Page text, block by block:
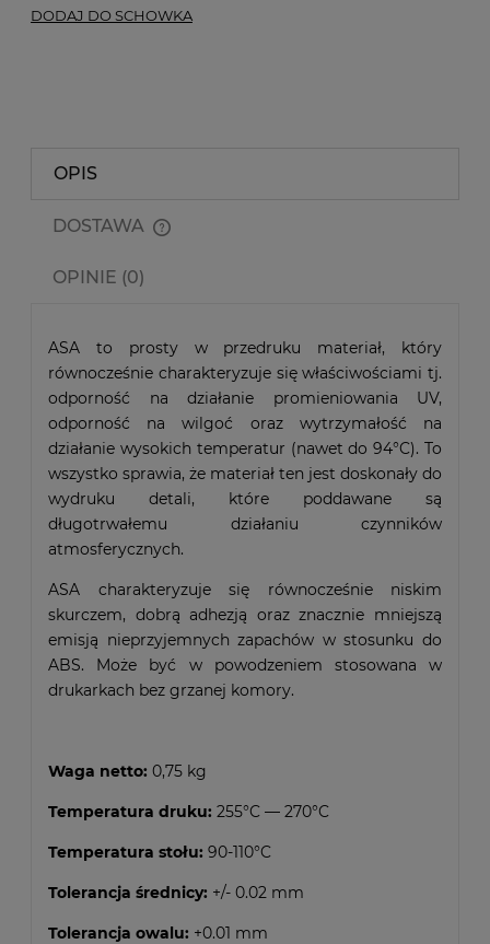
DODAJ DO SCHOWKA
OPIS
DOSTAWA
OPINIE (0)
ASA to prosty w przedruku materiał, który
równocześnie charakteryzuje się właściwościami tj.
odporność na działanie promieniowania UV,
odporność na wilgoć oraz wytrzymałość na
działanie wysokich temperatur (nawet do 94°C). To
wszystko sprawia, że materiał ten jest doskonały do
wydruku detali, które poddawane są
długotrwałemu działaniu czynników
atmosferycznych.
ASA charakteryzuje się równocześnie niskim
skurczem, dobrą adhezją oraz znacznie mniejszą
emisją nieprzyjemnych zapachów w stosunku do
ABS. Może być w powodzeniem stosowana w
drukarkach bez grzanej komory.
Waga netto: 0,75 kg
Temperatura druku: 255°C — 270°C
Temperatura stołu: 90-110°C
Tolerancja średnicy: +/- 0.02 mm
Tolerancja owalu: +0.01 mm